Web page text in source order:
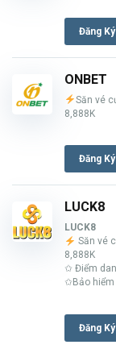
Đăng Ký
ONBET
Săn vé
8,888K
Đăng Ký
LUCK8
LUCK8
Săn vé
8,888K
✩ Điểm
✩Bảo hiểm
Đăng Ký